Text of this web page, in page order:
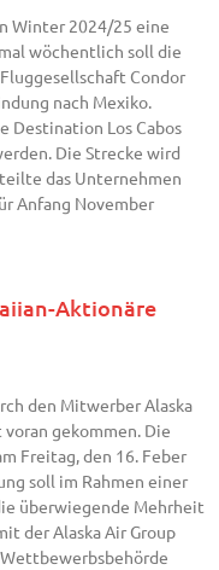
Winter 2024/25 eine
wöchentlich soll die
Condor
nach Mexiko.
Destination Los Cabos
Die Strecke wird
das Unternehmen
Anfang November
Aktionäre
den Mitwerber Alaska
gekommen. Die
Freitag, den 16. Feber
soll im Rahmen einer
überwiegende Mehrheit
der Alaska Air Group